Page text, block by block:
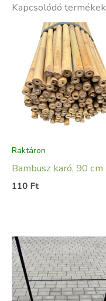
Kapcsolódó termékek
Raktáron
Bambusz karó, 90 cm
110 Ft